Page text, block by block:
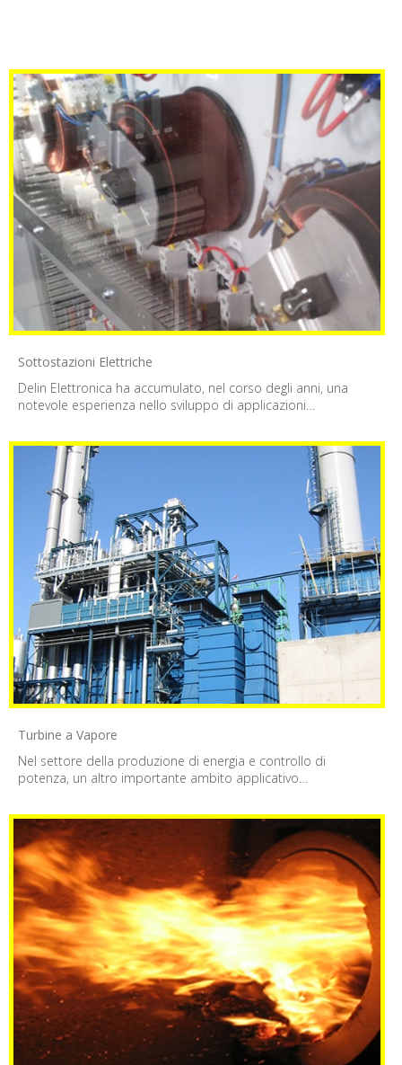
Sottostazioni Elettriche
Delin Elettronica ha accumulato, nel corso degli anni, una
notevole esperienza nello sviluppo di applicazioni…
Turbine a Vapore
Nel settore della produzione di energia e controllo di
potenza, un altro importante ambito applicativo…